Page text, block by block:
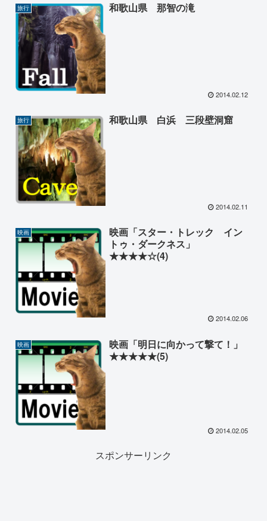
旅行 和歌山県 那智の滝
2014.02.12
旅行 和歌山県 白浜 三段壁洞窟
2014.02.11
映画
映画「スター・トレック イン
トゥ・ダークネス」
★★★★☆(4)
2014.02.06
映画
映画「明日に向かって撃て！」
★★★★★(5)
2014.02.05
スポンサーリンク